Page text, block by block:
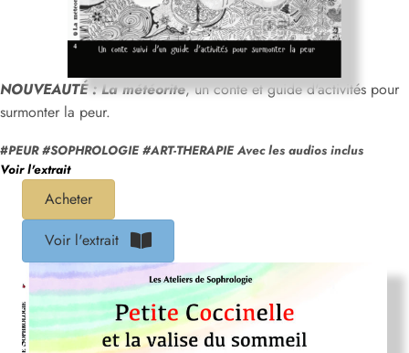
NOUVEAUTÉ : La météorite, un conte et guide d'activités pour
surmonter la peur.
#PEUR #SOPHROLOGIE #ART-THERAPIE Avec les audios inclus
Voir l'extrait
Acheter
Voir l'extrait